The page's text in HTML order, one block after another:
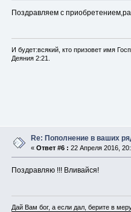
Поздравляем с
И будет:всякий, кто призовет имя
Деяния 2:21.
Re: Пополнение в ваших
«Ответ #6 : 22 Апреля 2016,
Поздравляю !!! Вливайся!
Дай Вам бог, а если дал, берите в